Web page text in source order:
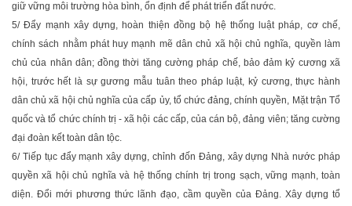
giữ vững môi trường hòa bình, ổn định để phát triển đất nước.
5/ Ðẩy mạnh xây dựng, hoàn thiện đồng bộ hệ thống luật pháp, cơ chế,
chính sách nhằm phát huy mạnh mẽ dân chủ xã hội chủ nghĩa, quyền làm
chủ của nhân dân; đồng thời tăng cường pháp chế, bảo đảm kỷ cương xã
hội, trước hết là sự gương mẫu tuân theo pháp luật, kỷ cương, thực hành
dân chủ xã hội chủ nghĩa của cấp ủy, tổ chức đảng, chính quyền, Mặt trận Tổ
quốc và tổ chức chính trị - xã hội các cấp, của cán bộ, đảng viên; tăng cường
đại đoàn kết toàn dân tộc.
6/ Tiếp tục đẩy mạnh xây dựng, chỉnh đốn Ðảng, xây dựng Nhà nước pháp
quyền xã hội chủ nghĩa và hệ thống chính trị trong sạch, vững mạnh, toàn
diện. Ðổi mới phương thức lãnh đạo, cầm quyền của Ðảng. Xây dựng tổ